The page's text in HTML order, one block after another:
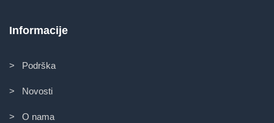
Informacije
> Podrška
> Novosti
> O nama